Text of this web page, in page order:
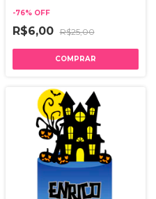
-76% OFF
R$6,00 R$25,00